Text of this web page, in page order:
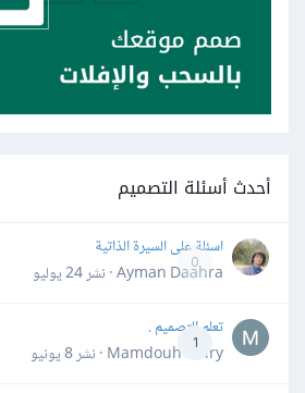
أحدث أسئلة التصميم
0
اسئلة على السيرة الذاتية
Ayman Daahra · نشر
24 يوليو
1
تعلم التصميم .
Mamdouh Khiry · نشر
8 يونيو